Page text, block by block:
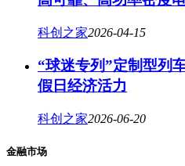
科创之家2026-04-15
“球迷专列”定制型列
假日经济活力
科创之家2026-06-20
金融市场